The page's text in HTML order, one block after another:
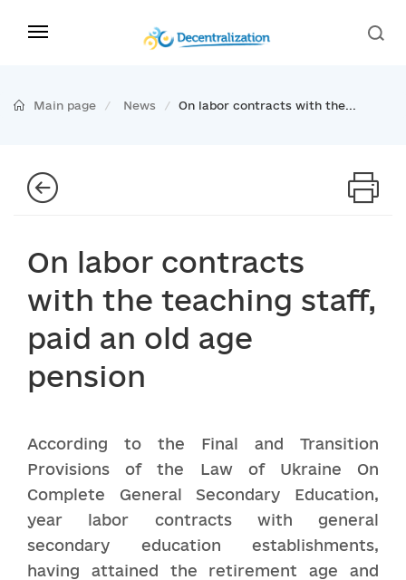
Main page News On labor contracts with the...
On labor contracts
with the teaching staff,
paid an old age
pension
According to the Final and Transition
Provisions of the Law of Ukraine On
Complete General Secondary Education,
year labor contracts with general
secondary education establishments,
having attained the retirement age and